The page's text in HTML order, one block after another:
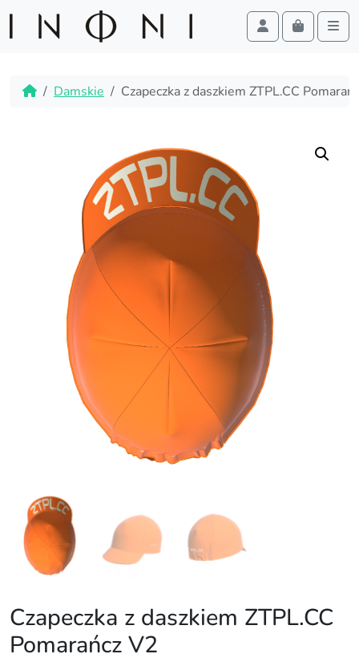
Account
Cart
HomeDamskie Czapeczka z daszkiem ZTPL.CC
Czapeczka z daszkiem ZTPL.CC
Pomarańcz V2